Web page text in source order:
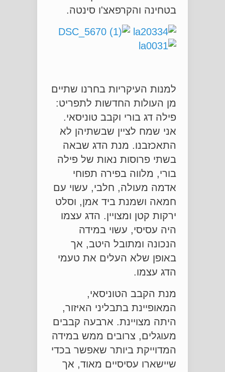
בטחינה והקרפאצ'ו סינטה.
למנות העיקריות בחרנו שתיים
מן העולות החדשות לתפריט:
פילה דג בורי וקבב טוניסאי.
אני שמח לציין שבשתיהן לא
התאכזבנו. מנת הדג שבאה
בשתי פרוסות נאות של פילה
בורי, מלווה בפירה תפוחי
אדמה מעולה, חלבי, עשוי עם
חמאה ושמנת ביד אמן, וסלט
ירקות קטן ומצויין. הדג עצמו
היה עסיסי, עשוי במידה
הנכונה ומתובל היטב, אך
באופן שלא העלים את טעמי
הדג עצמו.
מנת הקבב הטוניסאי,
המאופיינת בתבליני האיזור,
היתה מצויינת. ארבעה קבבים
מעוגלים, צרובים ממש במידה
המדוייקת ביותר שאפשר בכדי
שיישארו עסיסיים מאוד, אך